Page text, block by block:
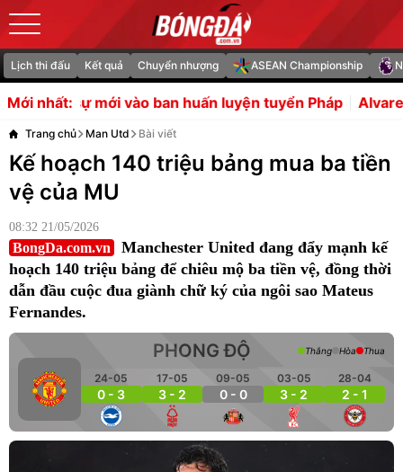
Lịch thi đấu Kết quả Chuyển nhượng ASEAN Championship
Mới nhất:
ban huấn luyện tuyển Pháp Alvarez trực tiếp yêu
Trang chủ Man Utd Bài viết
Kế hoạch 140 triệu bảng mua ba tiền
vệ của MU
08:32 21/05/2026
BongDa.com.vn
Manchester United đang đẩy mạnh kế
hoạch 140 triệu bảng để chiêu mộ ba tiền vệ, đồng thời
dẫn đầu cuộc đua giành chữ ký của ngôi sao Mateus
Fernandes.
PHONG ĐỘ
24-05
0 - 3
17-05
3 - 2
09-05
0 - 0
03-05
3 - 2
28-04
2 - 1
Thắng Hòa Thua